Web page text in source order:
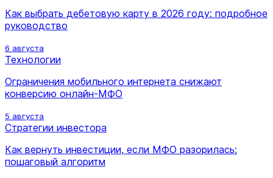
Как выбрать дебетовую карту в 2026 году: подробное
руководство
6 августа
Технологии
Ограничения мобильного интернета снижают
конверсию онлайн-МФО
5 августа
Стратегии инвестора
Как вернуть инвестиции, если МФО разорилась:
пошаговый алгоритм